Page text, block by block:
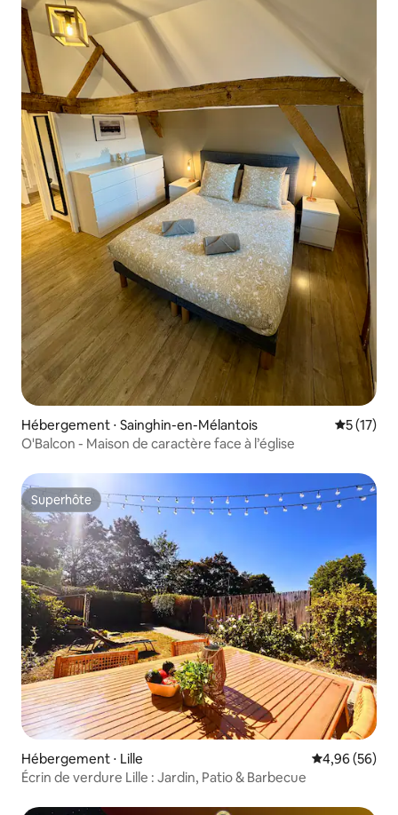
Hébergement ⋅ Sainghin-en-Mélantois
5 (17)
O'Balcon - Maison de caractère face à l’église
Superhôte
Superhôte
Hébergement ⋅ Lille Évaluation
4,96 (56)
Écrin de verdure Lille : Jardin, Patio & Barbecue